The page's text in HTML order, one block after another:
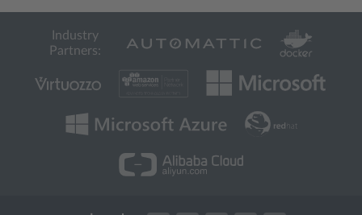
Industry
Partners: